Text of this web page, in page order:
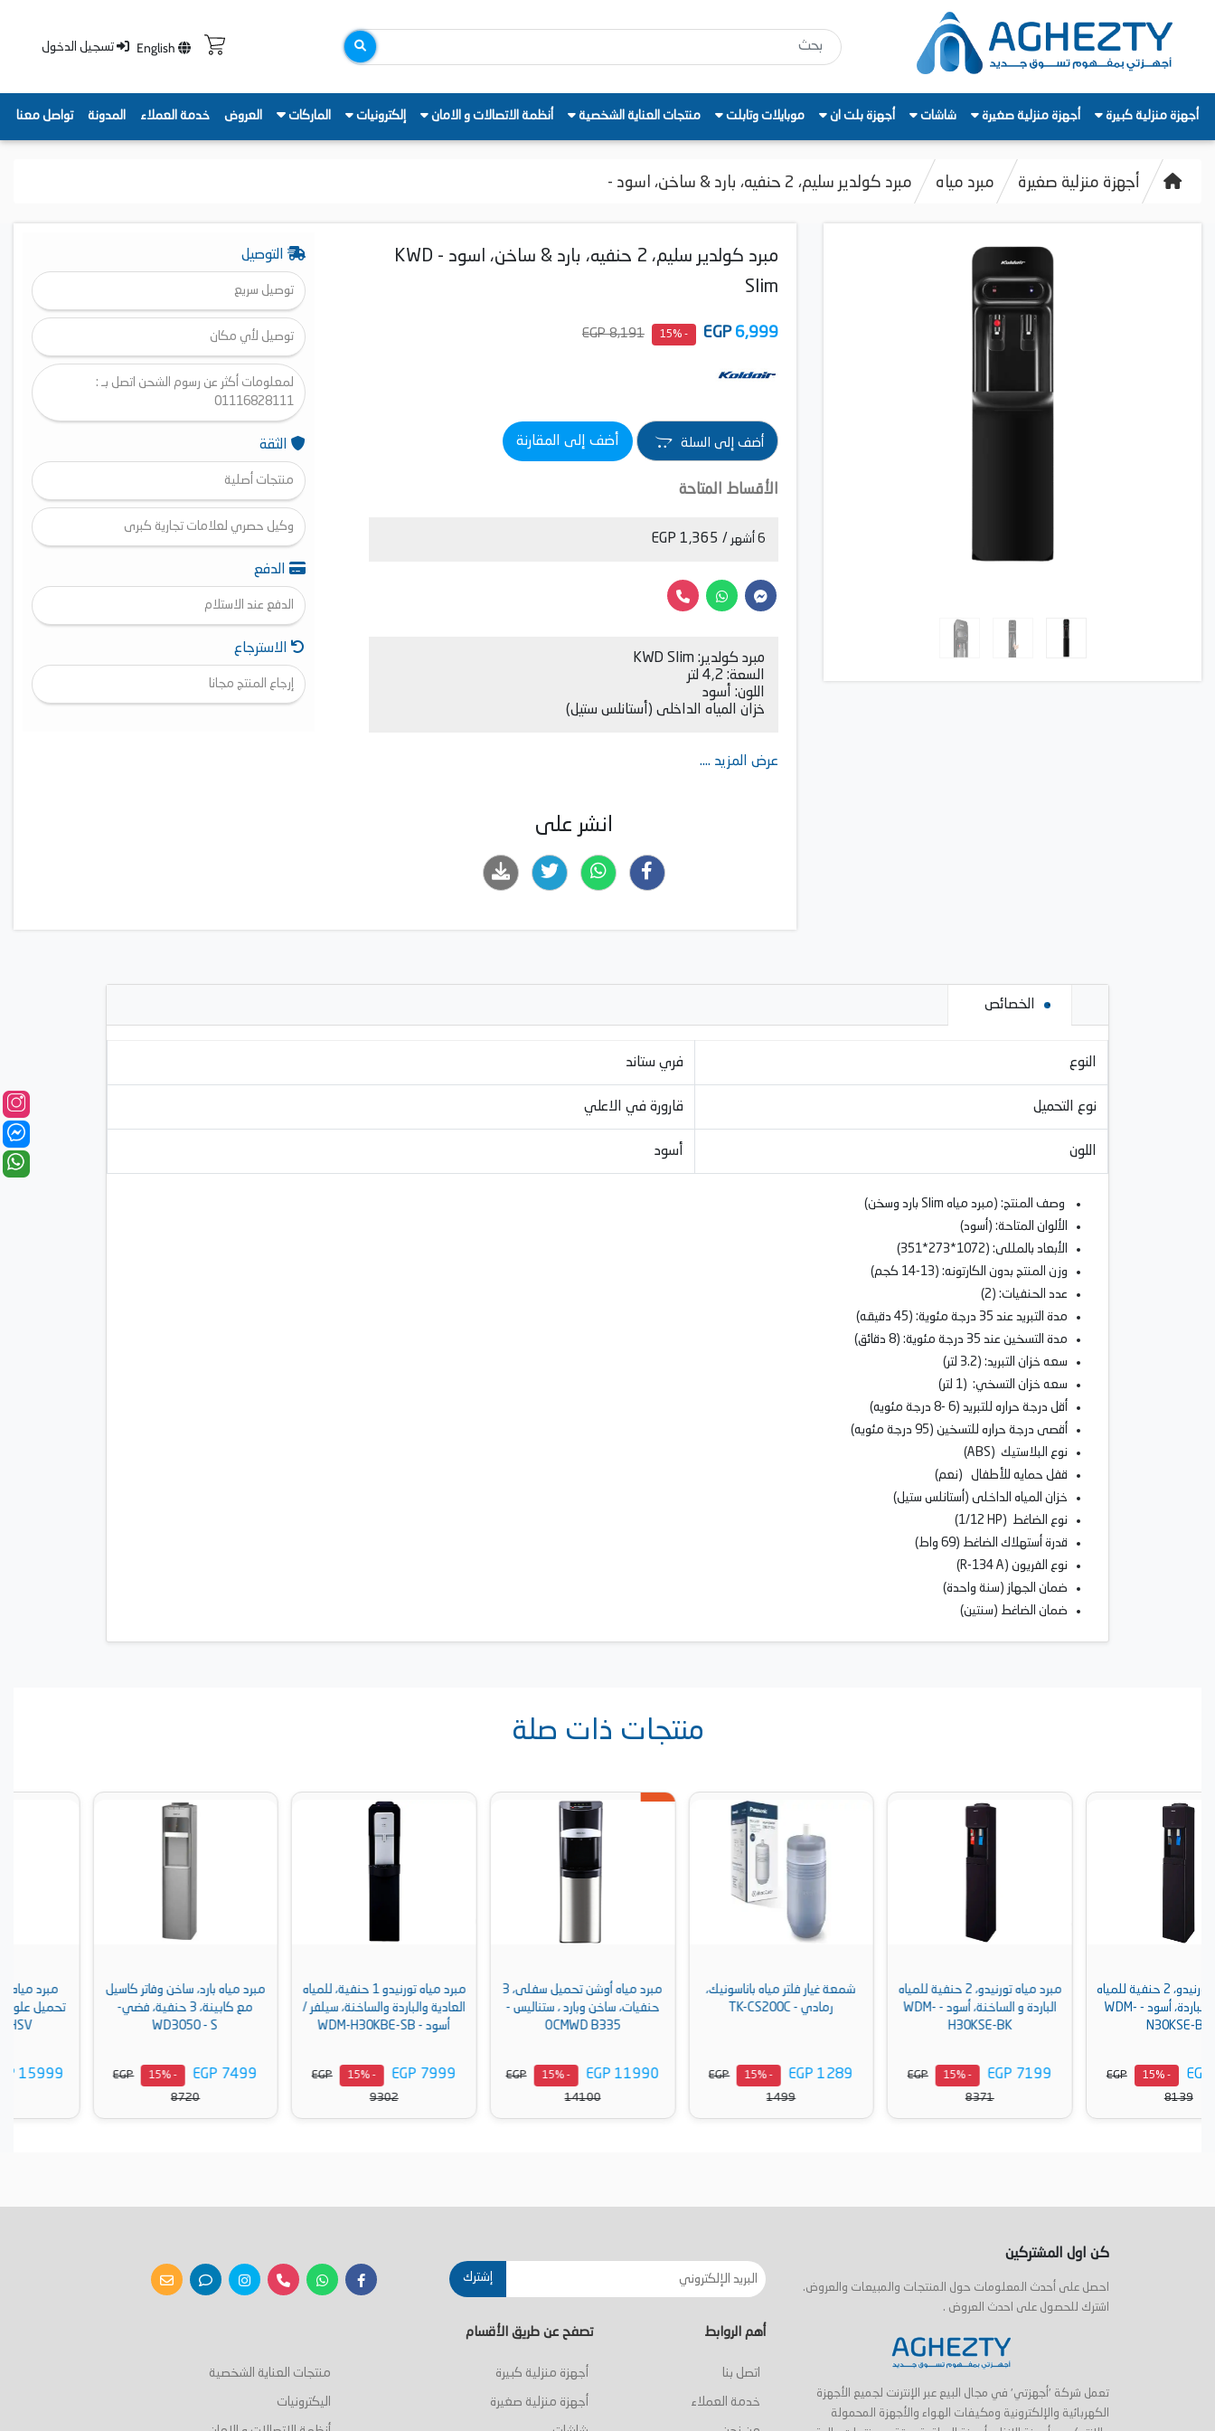
English تسجيل الدخول
أجهزة منزلية كبيرة أجهزة منزلية صغيرة شاشات أجهزة بلت ان موبايلات وتابلت منتجات العناية الشخصية أنظمة الاتصالات و الامان إلكترونيات الماركات العروض خدمة العملاء المدونة تواصل معنا
أجهزة منزلية صغيرة مبرد مياه مبرد كولدير سليم، 2 حنفيه، بارد & ساخن، اسود -
مبرد كولدير سليم، 2 حنفيه، بارد & ساخن، اسود - KWD
Slim
6,999
EGP
- 15%
8,191 EGP
أضف إلى السلة أضف إلى المقارنة
الأقساط المتاحة
6 أشهر / 1,365 EGP
مبرد كولدير: KWD Slim
السعة: 4,2 لتر
اللون: أسود
خزان المياه الداخلى (أستانلس ستيل)
عرض المزيد ....
انشر على
التوصيل
توصيل سريع
توصيل لأي مكان
لمعلومات أكثر عن رسوم الشحن اتصل بـ :
01116828111
الثقة
منتجات أصلية
وكيل حصري لعلامات تجارية كبرى
الدفع
الدفع عند الاستلام
الاسترجاع
إرجاع المنتج مجانا
الخصائص
النوع فري ستاند
نوع التحميل قارورة في الاعلي
اللون أسود
وصف المنتج: (مبرد مياه Slim بارد وسخن)
الألوان المتاحة: (أسود)
الأبعاد بالمللى: (1072*273*351)
وزن المنتج بدون الكارتونه: (13-14 كجم)
عدد الحنفيات: (2)
مدة التبريد عند 35 درجة مئوية: (45 دقيقه)
مدة التسخين عند 35 درجة مئوية: (8 دقائق)
سعه خزان التبريد: (3.2 لتر)
سعه خزان التسخي: (1 لتر)
أقل درجة حراره للتبريد (6 -8 درجة مئويه)
أقصى درجة حراره للتسخين (95 درجة مئويه)
نوع البلاستيك ( ABS
)
قفل حمايه للأطفال (نعم)
خزان المياه الداخلى (أستانلس ستيل)
نوع الضاغط ( 1/12 HP
)
قدرة أستهلاك الضاغط (69 واط)
نوع الفريون ( R-134 A
)
ضمان الجهاز (سنة واحدة)
ضمان الضاغط (سنتين)
منتجات ذات صلة
مبرد مياه تورنيدو، 2 حنفية للمياه
الباردة و الساخنة، أسود - WDM-
EGP 7199
EGP
شمعة غيار فلتر مياه باناسونيك،
رمادي - TK-CS200C
EGP 1289
EGP
مبرد مياه أوشن تحميل سفلى، 3
حنفيات، ساخن وبارد ، ستناليس -
EGP 11990
EGP
مبرد مياه تورنيدو 1 حنفية، للمياه
العادية والباردة والساخنة، سيلفر /
أسود - WDM-H30KBE-SB
EGP 7999
EGP
مبرد مياه بارد، ساخن وفاتر كاسيل
مع كابينة، 3 حنفية، فضي-
WD3050 - S
EGP 7499
EGP
مبرد مياه iDO مع صانعة ثلج،
تحميل علوي، 3 حنافية، رمادي -
EGP 15999
EGP
كن اول المشتركين
احصل على أحدث المعلومات حول المنتجات والمبيعات والعروض.
اشترك للحصول على احدث العروض .
إشترك
تعمل شركة 'أجهزتي' في مجال البيع عبر الإنترنت لجميع الأجهزة
الكهربائية والإلكترونية ومكيفات الهواء والأجهزة المحمولة
أهم الروابط
اتصل بنا
خدمة العملاء
تصفح عن طريق الأقسام
أجهزة منزلية كبيرة
أجهزة منزلية صغيرة
منتجات العناية الشخصية
اليكترونيات